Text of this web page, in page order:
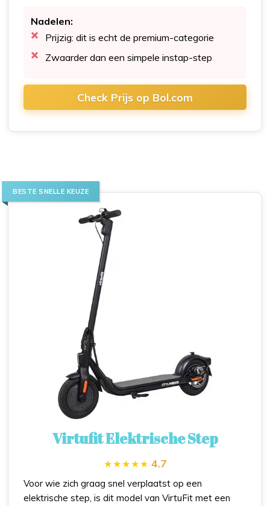
Nadelen:
Prijzig: dit is echt de premium-categorie
Zwaarder dan een simpele instap-step
Check Prijs op Bol.com
BESTE SNELLE KEUZE
Virtufit Elektrische Step
4.7
Voor wie zich graag snel verplaatst op een
elektrische step, is dit model van VirtuFit met een